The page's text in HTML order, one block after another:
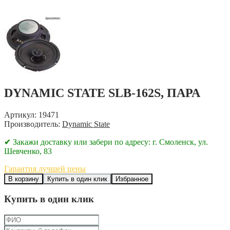
DYNAMIC STATE SLB-162S, ПАРА
Артикул: 19471
Производитель: Dynamic State
✔ Закажи доставку или забери по адресу: г. Смоленск, ул.
Шевченко, 83
Гарантия лучшей цены
В корзину Купить в один клик Избранное
Купить в один клик